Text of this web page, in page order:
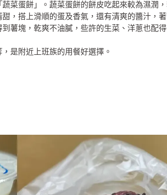
菜蛋餅」。蔬菜蛋餅的餅皮吃起來較為濕潤
，搭上滑順的蛋及香氣，還有清爽的醬汁，
薯塊，乾爽不油膩，些許的生菜、洋蔥也配得
是附近上班族的用餐好選擇。